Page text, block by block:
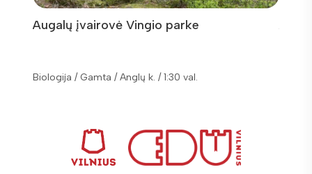
Augalų įvairovė Vingio parke
Biologija / Gamta / Anglų k. / 1:30 val.